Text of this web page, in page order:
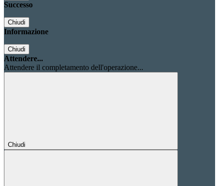
Successo
Chiudi
Informazione
Chiudi
Attendere...
Attendere il completamento dell'operazione...
Chiudi